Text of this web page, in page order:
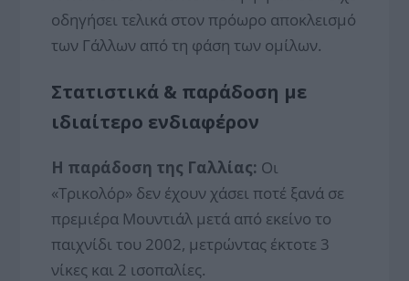
οδηγήσει τελικά στον πρόωρο αποκλεισμό
των Γάλλων από τη φάση των ομίλων.
Στατιστικά & παράδοση με
ιδιαίτερο ενδιαφέρον
Η παράδοση της Γαλλίας: Οι
«Τρικολόρ» δεν έχουν χάσει ποτέ ξανά σε
πρεμιέρα Μουντιάλ μετά από εκείνο το
παιχνίδι του 2002, μετρώντας έκτοτε 3
νίκες και 2 ισοπαλίες.